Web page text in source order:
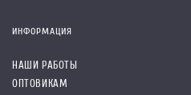
ИНФОРМАЦИЯ
НАШИ РАБОТЫ
ОПТОВИКАМ